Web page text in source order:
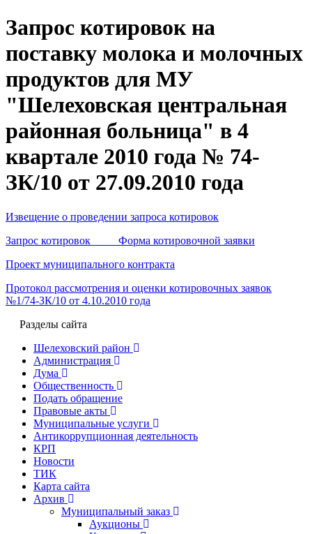
Запрос котировок на
поставку молока и молочных
продуктов для МУ
"Шелеховская центральная
районная больница" в 4
квартале 2010 года № 74-
ЗК/10 от 27.09.2010 года
Извещение о проведении запроса котировок
Запрос котировок Форма котировочной заявки
Проект муниципального контракта
Протокол рассмотрения и оценки котировочных заявок
№1/74-ЗК/10 от 4.10.2010 года
Разделы сайта
Шелеховский район
Администрация
Дума
Общественность
Подать обращение
Правовые акты
Муниципальные услуги
Антикоррупционная деятельность
КРП
Новости
ТИК
Карта сайта
Архив
Муниципальный заказ
Аукционы